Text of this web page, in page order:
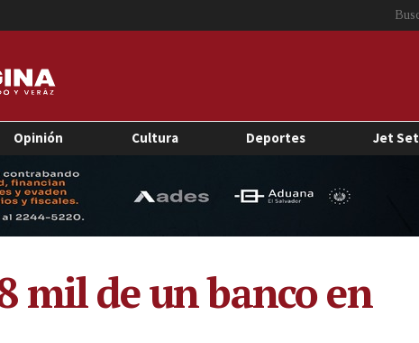
Opinión Cultura Deportes Jet Set
mil de un banco en